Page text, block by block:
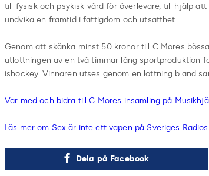
till fysisk och psykisk vård för överlevare, till hjälp
undvika en framtid i fattigdom och utsatthet.
Genom att skänka minst 50 kronor till C Mores
utlottningen av en två timmar lång sportproduktion
ishockey. Vinnaren utses genom en lottning bland
Var med och bidra till C Mores insamling på
Läs mer om Sex är inte ett vapen på Sveriges
Dela på Facebook